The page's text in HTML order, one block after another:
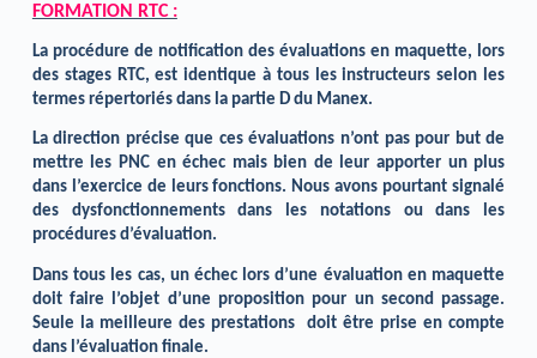
FORMATION RTC :
La procédure de notification des évaluations en maquette, lors
des stages RTC, est identique à tous les instructeurs selon les
termes répertoriés dans la partie D du Manex.
La direction précise que ces évaluations n’ont pas pour but de
mettre les PNC en échec mais bien de leur apporter un plus
dans l’exercice de leurs fonctions. Nous avons pourtant signalé
des dysfonctionnements dans les notations ou dans les
procédures d’évaluation.
Dans tous les cas, un échec lors d’une évaluation en maquette
doit faire l’objet d’une proposition pour un second passage.
Seule la meilleure des prestations doit être prise en compte
dans l’évaluation finale.